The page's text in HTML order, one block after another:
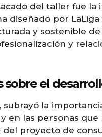
del taller fue la
diseñado por LaLiga
y sostenible de
y
sobre el
subrayó la
en las personas que
proyecto de